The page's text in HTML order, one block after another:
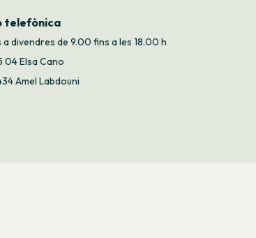
telefònica
a divendres de 9.00 fins a les 18.00 h
04 Elsa Cano
Amel Labdouni